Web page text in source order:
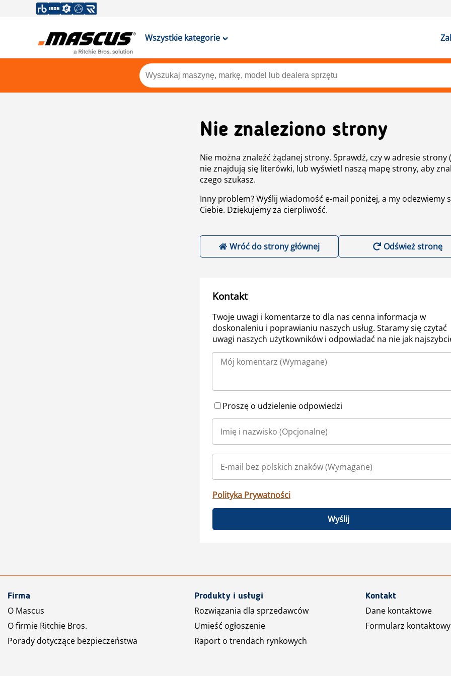
Wszystkie kategorie
Nie znaleziono strony
Nie można znaleźć żądanej strony. Sprawdź, czy w adresie strony
nie znajdują się literówki, lub wyświetl naszą mapę strony, aby
czego szukasz.
Inny problem? Wyślij wiadomość e-mail poniżej, a my odezwiemy
Ciebie. Dziękujemy za cierpliwość.
Wróć do strony głównej Odśwież stronę
Kontakt
Twoje uwagi i komentarze to dla nas cenna informacja w
doskonaleniu i poprawianiu naszych usług. Staramy się czytać
uwagi naszych użytkowników i odpowiadać na nie jak
Proszę o udzielenie odpowiedzi
Polityka Prywatności
Wyślij
Firma
O Mascus
O firmie Ritchie Bros.
Porady dotyczące bezpieczeństwa
Produkty i usługi
Rozwiązania dla sprzedawców
Umieść ogłoszenie
Raport o trendach rynkowych
Kontakt
Dane kontaktowe
Formularz kontaktowy